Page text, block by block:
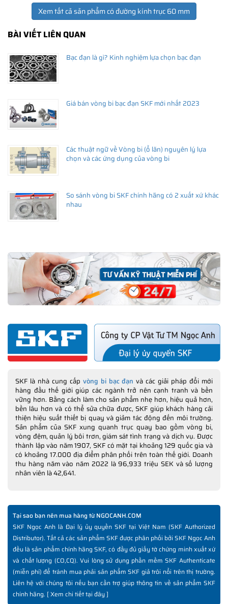
Xem tất cả sản phẩm có đường kính trục 60 mm
BÀI VIẾT LIÊN QUAN
Bạc đạn là gì? Kinh nghiệm lựa chọn bạc đạn
Giá bán vòng bi bạc đạn SKF mới nhất 2023
Các thuật ngữ về Vòng bi (ổ lăn) nguyên lý lựa
chọn và các ứng dụng của vòng bi
So sánh vòng bi SKF chính hãng có 2 xuất xứ khác
nhau
SKF là nhà cung cấp vòng bi bạc đạn và các giải pháp đổi mới
hàng đầu thế giới giúp các ngành trở nên cạnh tranh và bền
vững hơn. Bằng cách làm cho sản phẩm nhẹ hơn, hiệu quả hơn,
bền lâu hơn và có thể sửa chữa được, SKF giúp khách hàng cải
thiện hiệu suất thiết bị quay và giảm tác động đến môi trường.
Sản phẩm của SKF xung quanh trục quay bao gồm vòng bi,
vòng đệm, quản lý bôi trơn, giám sát tình trạng và dịch vụ. Được
thành lập vào năm 1907, SKF có mặt tại khoảng 129 quốc gia và
có khoảng 17.000 địa điểm phân phối trên toàn thế giới. Doanh
thu hàng năm vào năm 2022 là 96,933 triệu SEK và số lượng
nhân viên là 42,641.
Tại sao bạn nên mua hàng từ NGOCANH.COM
SKF Ngọc Anh là Đại lý ủy quyền SKF tại Việt Nam (SKF Authorized
Distributor). Tất cả các sản phẩm SKF được phân phối bởi SKF Ngọc Anh
đều là sản phẩm chính hãng SKF, có đầy đủ giấy tờ chứng minh xuất xứ
và chất lượng (CO,CQ). Vui lòng sử dụng phần mềm SKF Authenticate
(miễn phí) để tránh mua phải sản phẩm SKF giả trôi nổi trên thị trường.
Liên hệ với chúng tôi nếu bạn cần trợ giúp thông tin về sản phẩm SKF
chính hãng. [Xem chi tiết tại đây]